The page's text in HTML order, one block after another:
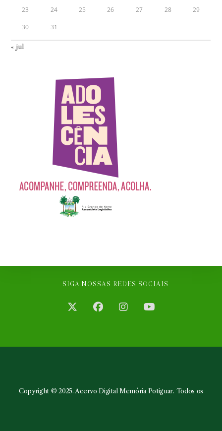
23 24 25 26 27 28 29
30 31
« jul
SIGA NOSSAS REDES SOCIAIS
uma
uma
uma
uma
Copyright © 2025. Acervo Digital Memória Potiguar. Todos os